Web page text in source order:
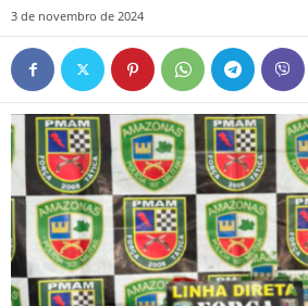
3 de novembro de 2024